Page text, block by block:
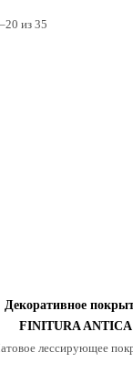
из 35
Декоративное
FINITURA ANTICA
лессирующее